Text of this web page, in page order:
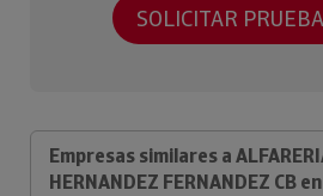
SOLICITAR
Empresas similares a
HERNANDEZ FERNANDEZ CB